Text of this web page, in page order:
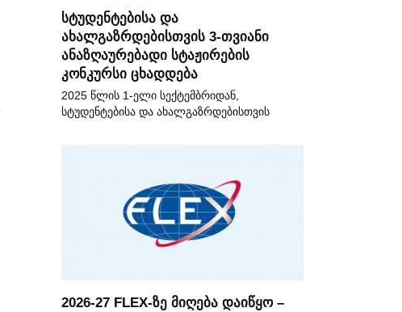
სტუდენტებისა და
ახალგაზრდებისთვის 3-თვიანი
ანაზღაურებადი სტაჟირების
კონკურსი ცხადდება
2025 წლის 1-ელი სექტემბრიდან,
სტუდენტებისა და ახალგაზრდებისთვის
2026-27 FLEX-ზე მიღება დაიწყო –